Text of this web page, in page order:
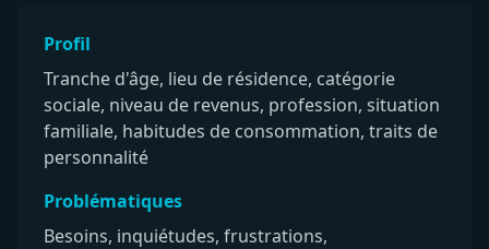
Profil
Tranche d'âge, lieu de résidence, catégorie
sociale, niveau de revenus, profession, situation
familiale, habitudes de consommation, traits de
personnalité
Problématiques
Besoins, inquiétudes, frustrations,